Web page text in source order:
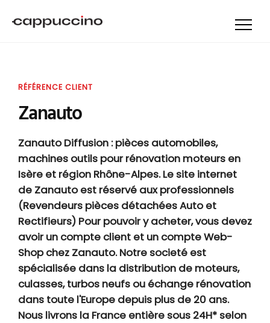
RÉFÉRENCE CLIENT
Zanauto
Zanauto Diffusion : pièces automobiles,
machines outils pour rénovation moteurs en
Isère et région Rhône-Alpes. Le site internet
de Zanauto est réservé aux professionnels
(Revendeurs pièces détachées Auto et
Rectifieurs) Pour pouvoir y acheter, vous devez
avoir un compte client et un compte Web-
Shop chez Zanauto. Notre societé est
spécialisée dans la distribution de moteurs,
culasses, turbos neufs ou échange rénovation
dans toute l'Europe depuis plus de 20 ans.
Nous livrons la France entière sous 24H* selon